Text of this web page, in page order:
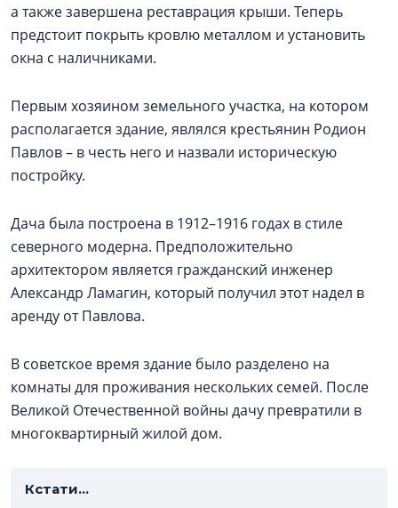
а также завершена реставрация крыши. Теперь
предстоит покрыть кровлю металлом и установить
окна с наличниками.
Первым хозяином земельного участка, на котором
располагается здание, являлся крестьянин Родион
Павлов – в честь него и назвали историческую
постройку.
Дача была построена в 1912–1916 годах в стиле
северного модерна. Предположительно
архитектором является гражданский инженер
Александр Ламагин, который получил этот надел в
аренду от Павлова.
В советское время здание было разделено на
комнаты для проживания нескольких семей. После
Великой Отечественной войны дачу превратили в
многоквартирный жилой дом.
Кстати...